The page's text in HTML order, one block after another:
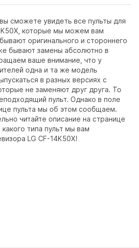
сможете увидеть все пульты для
которые мы можем вам
оригинального и стороннего
бывают замены абсолютно в
ваше внимание, что у
одна и та же модель
в разных версиях с
не заменяют друг друга. То
пульт. Однако в поле
пульта мы об этом сообщаем.
читайте описание на странице
типа пульт мы вам
LG CF-14K50X!